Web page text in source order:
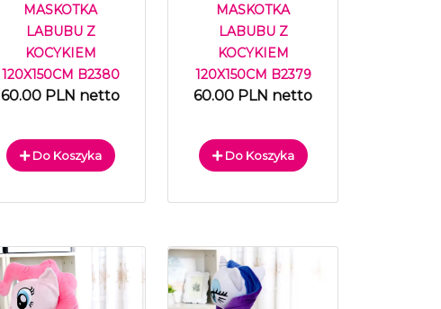
MASKOTKA
LABUBU Z
KOCYKIEM
120X150CM B2380
60.00 PLN netto
Do Koszyka
MASKOTKA
LABUBU Z
KOCYKIEM
120X150CM B2379
60.00 PLN netto
Do Koszyka